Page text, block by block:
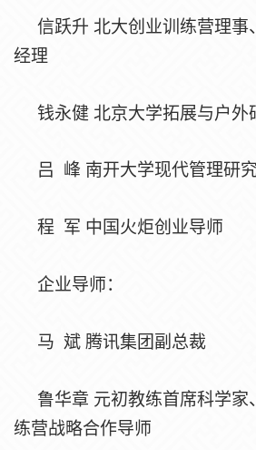
信跃升 北大创业训练营理事
经理
钱永健 北京大学拓展与户外
吕 峰 南开大学现代管理研
程 军 中国火炬创业导师
企业导师：
马 斌 腾讯集团副总裁
鲁华章 元初教练首席科学家
练营战略合作导师